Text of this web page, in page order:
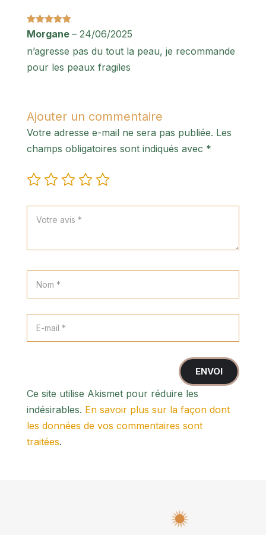
Note 5sur
5
Morgane – 24/06/2025
n’agresse pas du tout la peau, je recommande
pour les peaux fragiles
Ajouter un commentaire
Votre adresse e-mail ne sera pas publiée. Les
champs obligatoires sont indiqués avec *
ENVOI
Ce site utilise Akismet pour réduire les
indésirables. En savoir plus sur la façon dont
les données de vos commentaires sont
traitées.